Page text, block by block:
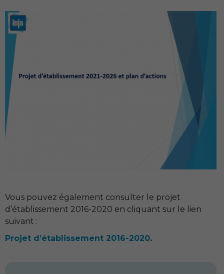
Vous pouvez également consulter le projet
d’établissement 2016-2020 en cliquant sur le lien
suivant :
Projet d’établissement 2016-2020.